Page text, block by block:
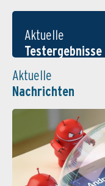
Aktuelle
Testergebnisse
Aktuelle
Nachrichten